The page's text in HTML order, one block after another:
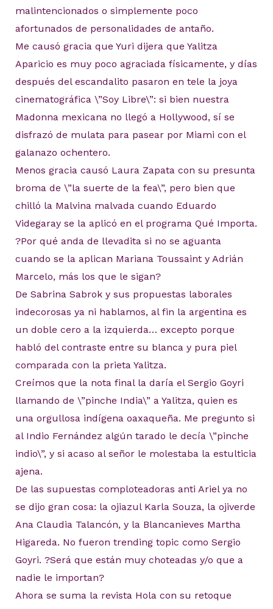
malintencionados o simplemente poco
afortunados de personalidades de antaño.
Me causó gracia que Yuri dijera que Yalitza
Aparicio es muy poco agraciada físicamente, y días
después del escandalito pasaron en tele la joya
cinematográfica \”Soy Libre\”: si bien nuestra
Madonna mexicana no llegó a Hollywood, sí se
disfrazó de mulata para pasear por Miami con el
galanazo ochentero.
Menos gracia causó Laura Zapata con su presunta
broma de \”la suerte de la fea\”, pero bien que
chilló la Malvina malvada cuando Eduardo
Videgaray se la aplicó en el programa Qué Importa.
?Por qué anda de llevadita si no se aguanta
cuando se la aplican Mariana Toussaint y Adrián
Marcelo, más los que le sigan?
De Sabrina Sabrok y sus propuestas laborales
indecorosas ya ni hablamos, al fin la argentina es
un doble cero a la izquierda… excepto porque
habló del contraste entre su blanca y pura piel
comparada con la prieta Yalitza.
Creímos que la nota final la daría el Sergio Goyri
llamando de \”pinche India\” a Yalitza, quien es
una orgullosa indígena oaxaqueña. Me pregunto si
al Indio Fernández algún tarado le decía \”pinche
indio\”, y si acaso al señor le molestaba la estulticia
ajena.
De las supuestas comploteadoras anti Ariel ya no
se dijo gran cosa: la ojiazul Karla Souza, la ojiverde
Ana Claudia Talancón, y la Blancanieves Martha
Higareda. No fueron trending topic como Sergio
Goyri. ?Será que están muy choteadas y/o que a
nadie le importan?
Ahora se suma la revista Hola con su retoque